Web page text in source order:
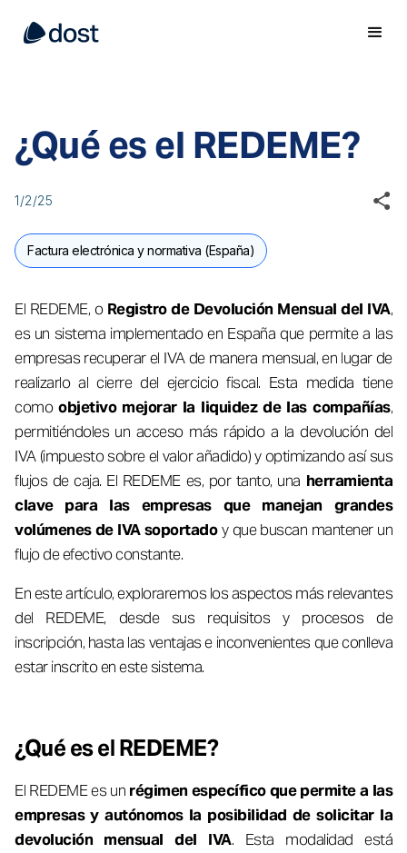
¿Qué es el REDEME?
1/2/25
Factura electrónica y normativa (España)
El REDEME, o Registro de Devolución Mensual del IVA,
es un sistema implementado en España que permite a las
empresas recuperar el IVA de manera mensual, en lugar de
realizarlo al cierre del ejercicio fiscal. Esta medida tiene
comoobjetivo mejorar la liquidez de las compañías,
permitiéndoles un acceso más rápido a la devolución del
IVA (impuesto sobre el valor añadido) y optimizando así sus
flujos de caja. El REDEME es, por tanto, una herramienta
clave para las empresas que manejan grandes
volúmenes de IVA soportadoy que buscan mantener un
flujo de efectivo constante.
En este artículo, exploraremos los aspectos más relevantes
del REDEME, desde sus requisitos y procesos de
inscripción, hasta las ventajas e inconvenientes que conlleva
estar inscrito en este sistema.
¿Qué es el REDEME?
El REDEME es un régimen específico que permite a las
empresas y autónomos la posibilidad de solicitar la
devolución mensual del IVA. Esta modalidad está